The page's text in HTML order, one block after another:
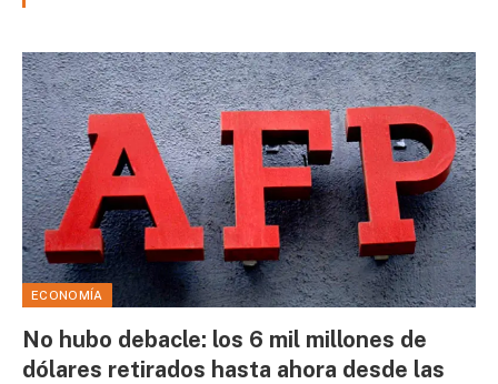
ECONOMÍA
No hubo debacle: los 6 mil millones de
dólares retirados hasta ahora desde las